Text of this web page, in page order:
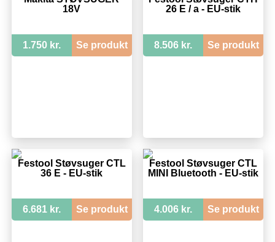
18V
1.750 kr. Se produkt
26 E / a - EU-stik
8.506 kr. Se produkt
Festool Støvsuger CTL
36 E - EU-stik
6.681 kr. Se produkt
Festool Støvsuger CTL
MINI Bluetooth - EU-stik
4.006 kr. Se produkt